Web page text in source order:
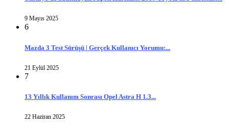
9 Mayıs 2025
6
Mazda 3 Test Sürüşü | Gerçek Kullanıcı Yorumu:...
21 Eylül 2025
7
13 Yıllık Kullanım Sonrası Opel Astra H 1.3...
22 Haziran 2025